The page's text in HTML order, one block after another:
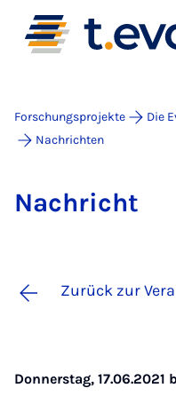
Forschungsprojekte
Die
Nachrichten
Nach­richt
Zurück zur
Donnerstag, 17.06.2021